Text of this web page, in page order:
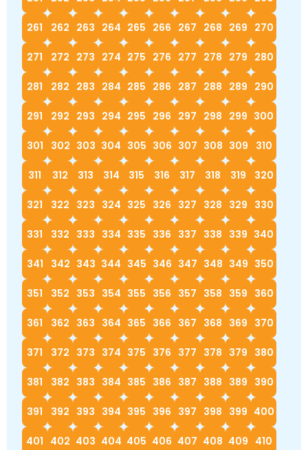
261 262 263 264 265 266 267 268 269 270
271 272 273 274 275 276 277 278 279 280
281 282 283 284 285 286 287 288 289 290
291 292 293 294 295 296 297 298 299 300
301 302 303 304 305 306 307 308 309 310
311 312 313 314 315 316 317 318 319 320
321 322 323 324 325 326 327 328 329 330
331 332 333 334 335 336 337 338 339 340
341 342 343 344 345 346 347 348 349 350
351 352 353 354 355 356 357 358 359 360
361 362 363 364 365 366 367 368 369 370
371 372 373 374 375 376 377 378 379 380
381 382 383 384 385 386 387 388 389 390
391 392 393 394 395 396 397 398 399 400
401 402 403 404 405 406 407 408 409 410